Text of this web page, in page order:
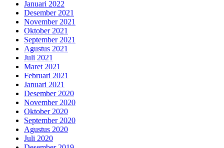
Januari 2022
Desember 2021
November 2021
Oktober 2021
September 2021
Agustus 2021
Juli 2021
Maret 2021
Februari 2021
Januari 2021
Desember 2020
November 2020
Oktober 2020
September 2020
Agustus 2020
Juli 2020